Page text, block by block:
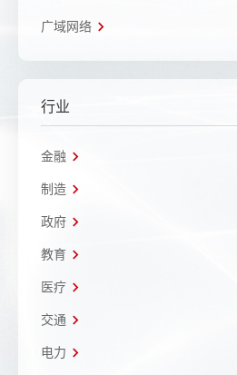
广域网络
行业
金融
制造
政府
教育
医疗
交通
电力